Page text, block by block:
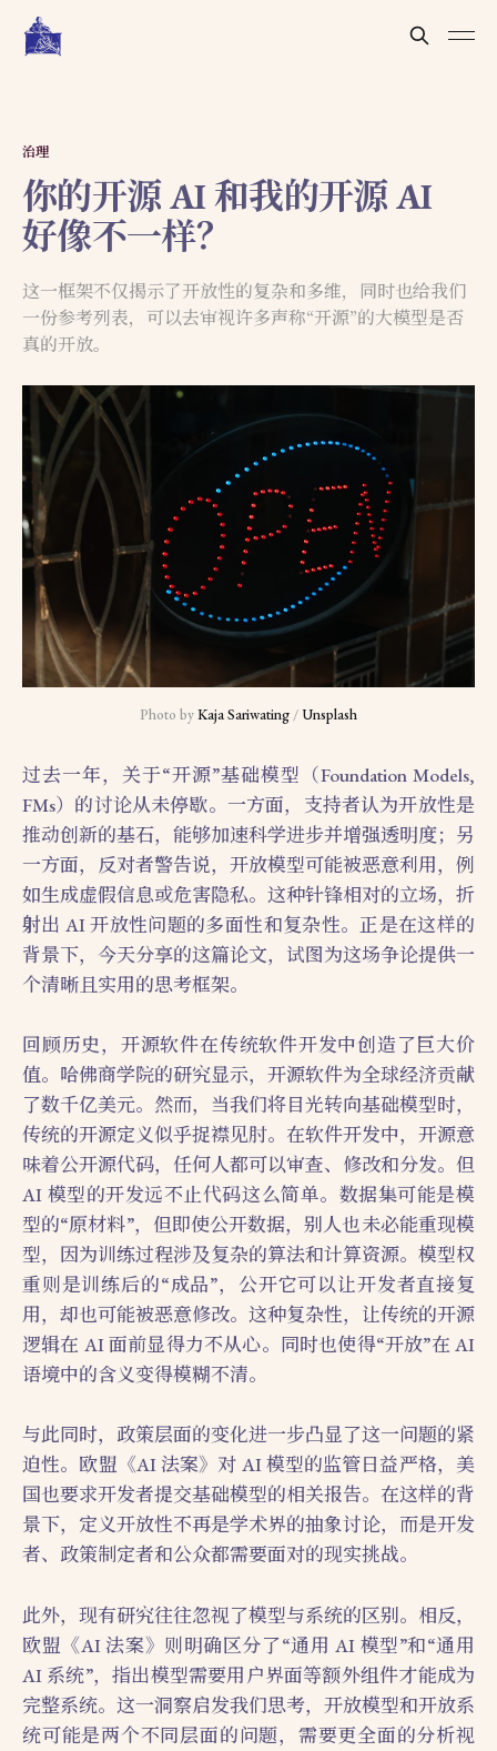
治理
你的开源 AI 和我的开源 AI
好像不一样？
这一框架不仅揭示了开放性的复杂和多维，同时也给我们
一份参考列表，可以去审视许多声称“开源”的大模型是否
真的开放。
Photo by Kaja Sariwating / Unsplash
过去一年，关于“开源”基础模型（Foundation Models,
FMs）的讨论从未停歇。一方面，支持者认为开放性是
推动创新的基石，能够加速科学进步并增强透明度；另
一方面，反对者警告说，开放模型可能被恶意利用，例
如生成虚假信息或危害隐私。这种针锋相对的立场，折
射出 AI 开放性问题的多面性和复杂性。正是在这样的
背景下，今天分享的这篇论文，试图为这场争论提供一
个清晰且实用的思考框架。
回顾历史，开源软件在传统软件开发中创造了巨大价
值。哈佛商学院的研究显示，开源软件为全球经济贡献
了数千亿美元。然而，当我们将目光转向基础模型时，
传统的开源定义似乎捉襟见肘。在软件开发中，开源意
味着公开源代码，任何人都可以审查、修改和分发。但
AI 模型的开发远不止代码这么简单。数据集可能是模
型的“原材料”，但即使公开数据，别人也未必能重现模
型，因为训练过程涉及复杂的算法和计算资源。模型权
重则是训练后的“成品”，公开它可以让开发者直接复
用，却也可能被恶意修改。这种复杂性，让传统的开源
逻辑在 AI 面前显得力不从心。同时也使得“开放”在 AI
语境中的含义变得模糊不清。
与此同时，政策层面的变化进一步凸显了这一问题的紧
迫性。欧盟《AI 法案》对 AI 模型的监管日益严格，美
国也要求开发者提交基础模型的相关报告。在这样的背
景下，定义开放性不再是学术界的抽象讨论，而是开发
者、政策制定者和公众都需要面对的现实挑战。
此外，现有研究往往忽视了模型与系统的区别。相反，
欧盟《AI 法案》则明确区分了“通用 AI 模型”和“通用
AI 系统”，指出模型需要用户界面等额外组件才能成为
完整系统。这一洞察启发我们思考，开放模型和开放系
统可能是两个不同层面的问题，需要更全面的分析视